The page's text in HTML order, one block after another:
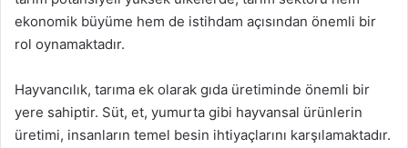
ekonomik büyüme hem de istihdam açısından önemli bir
rol oynamaktadır.
Hayvancılık, tarıma ek olarak gıda üretiminde önemli bir
yere sahiptir. Süt, et, yumurta gibi hayvansal ürünlerin
üretimi, insanların temel besin ihtiyaçlarını karşılamaktadır.